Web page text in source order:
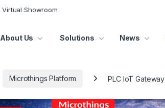
Virtual Showroom
About Us Solutions News
Microthings Platform PLC IoT Gateway